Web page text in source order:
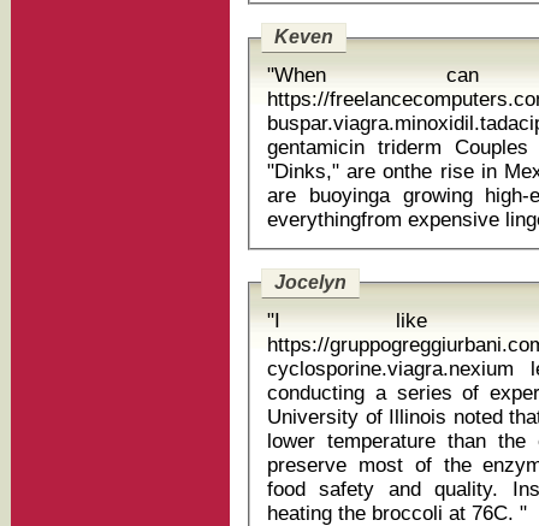
Keven
"When
https://
gentamicin triderm Couples with dual incomes but no kids, or
"Dinks," are onthe rise in
are buoyinga growing
Jocelyn
"I like
https://
cyclosporine.viagra.nexium
conducting a series of
University of Illinois noted
lower temperature than
preserve most of the
food safety and quality.
heating the broccoli at 76C. "